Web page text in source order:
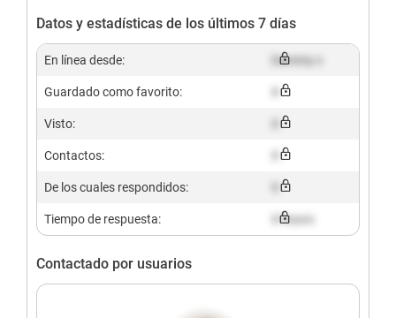
Datos y estadísticas de los últimos 7 días
En línea desde: Dummy x
Guardado como favorito:
Visto:
Contactos:
De los cuales respondidos:
Tiempo de respuesta: X hours
Contactado por usuarios